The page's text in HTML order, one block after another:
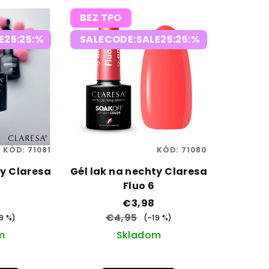
Claresa
%)
KÓD: 71081
BEZ TPO
SALECODE:SALE25:25:%
Gél lak na nechty Claresa
Fluo 6
€3,98
€4,95
(–19 %)
Skladom
KÓD: 71080